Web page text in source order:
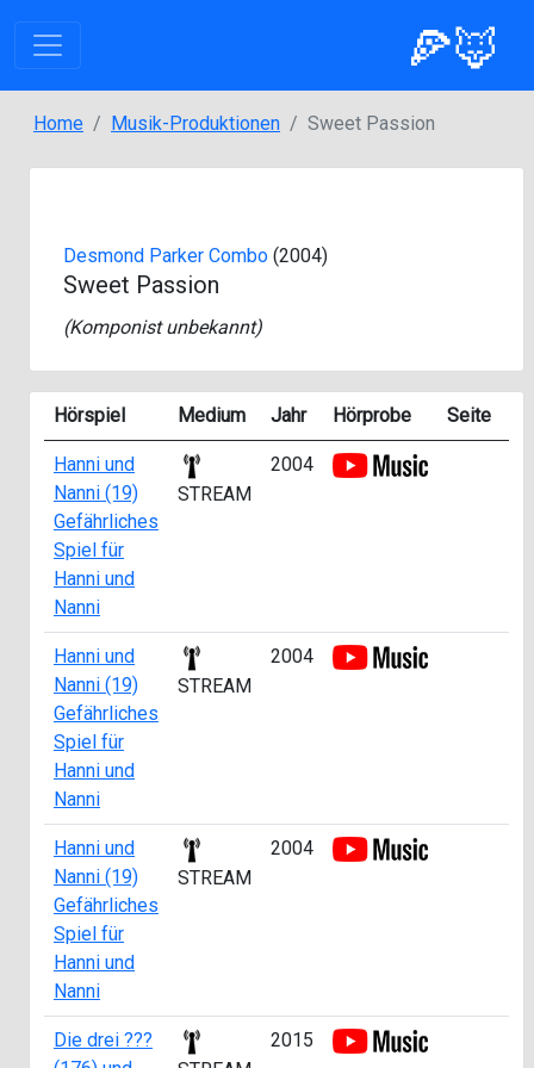
🍕🦊
Home Musik-Produktionen Sweet Passion
Desmond Parker Combo (2004)
Sweet Passion
(Komponist unbekannt)
Hörspiel Medium Jahr Hörprobe Seite
Hanni und
Nanni (19)
Gefährliches
Spiel für
Hanni und
Nanni
STREAM
2004
Hanni und
Nanni (19)
Gefährliches
Spiel für
Hanni und
Nanni
STREAM
2004
Hanni und
Nanni (19)
Gefährliches
Spiel für
Hanni und
Nanni
STREAM
2004
Die drei ???
2015